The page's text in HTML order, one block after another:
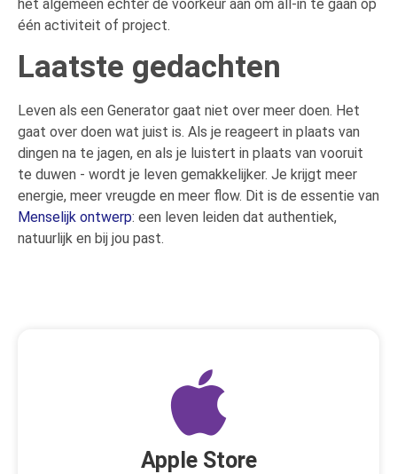
het algemeen echter de voorkeur aan om all-in te gaan op
één activiteit of project.
Laatste gedachten
Leven als een Generator gaat niet over meer doen. Het
gaat over doen wat juist is. Als je reageert in plaats van
dingen na te jagen, en als je luistert in plaats van vooruit
te duwen - wordt je leven gemakkelijker. Je krijgt meer
energie, meer vreugde en meer flow. Dit is de essentie van
Menselijk ontwerp: een leven leiden dat authentiek,
natuurlijk en bij jou past.
Apple Store